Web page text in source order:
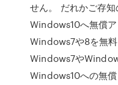
せん。 だれかご存
Windows10へ無償
Windows7や8を無
Windows7や
Windows10への無